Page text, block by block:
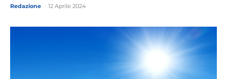
Redazione 12 Aprile 2024